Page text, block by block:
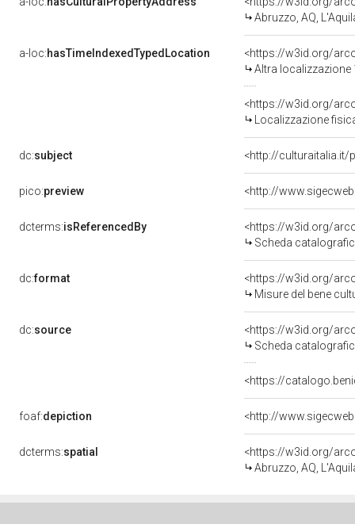
Abruzzo, AQ,
a-loc:hasTimeIndexedTypedLocation
<https://w3id.org/
Altra localizzazione
<https://w3id.org/
Localizzazione
dc:subject <http://culturaitalia.it/
pico:preview <http://
dcterms:isReferencedBy
<https://w3id.org/
Scheda
dc:format
<https://w3id.org/
Misure del bene
dc:source
<https://w3id.org/
Scheda
<https://
foaf:depiction <http://
dcterms:spatial
<https://w3id.org/
Abruzzo, AQ,